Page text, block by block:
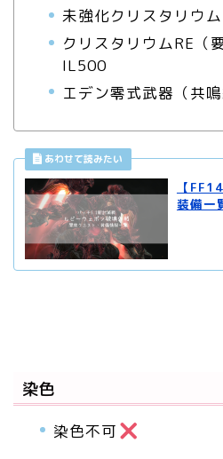
未強化クリスタリ
クリスタリウムRE
IL500
エデン零式武器（
【
装備一
染色
染色不可